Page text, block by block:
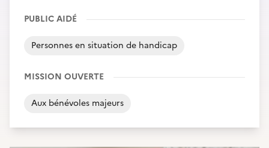
PUBLIC AIDÉ
Personnes en situation de handicap
MISSION OUVERTE
Aux bénévoles majeurs